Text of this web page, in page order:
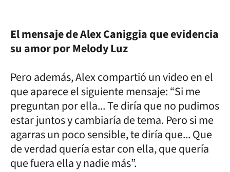
El mensaje de Alex Caniggia que evidencia
su amor por Melody Luz
Pero además, Alex compartió un video en el
que aparece el siguiente mensaje: “Si me
preguntan por ella... Te diría que no pudimos
estar juntos y cambiaría de tema. Pero si me
agarras un poco sensible, te diría que... Que
de verdad quería estar con ella, que quería
que fuera ella y nadie más”.